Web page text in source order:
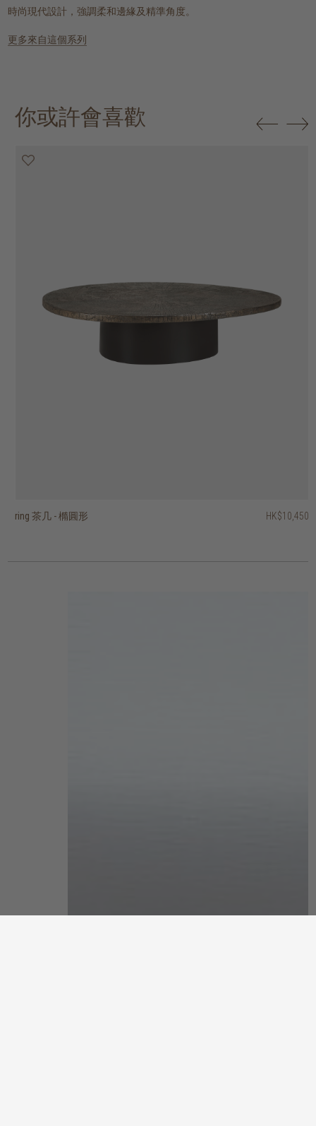
時尚現代設計，強調柔和邊緣及精準角度。
更多來自這個系列
你或許會喜歡
ring 茶几 - 橢圓形 HK$10,450
luna 茶几 HK$8,950
boomerang 茶几 HK$8,450
knut 茶几 - 圓形 HK$1,950
knut 茶几 - 正方形 HK$2,450
PI 茶几 HK$11,450
PI 茶几 HK$5,950
柚木根茶几 HK$5,950
artisan 茶几 - 長方形 HK$5,450
voyage 托盤茶几 - 圓形 HK$4,950